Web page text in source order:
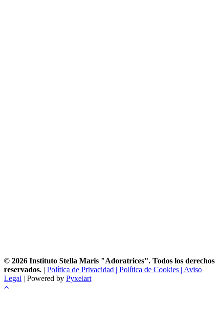
© 2026 Instituto Stella Maris "Adoratrices". Todos los derechos
reservados. | Política de Privacidad | Política de Cookies | Aviso
Legal | Powered by Pyxelart